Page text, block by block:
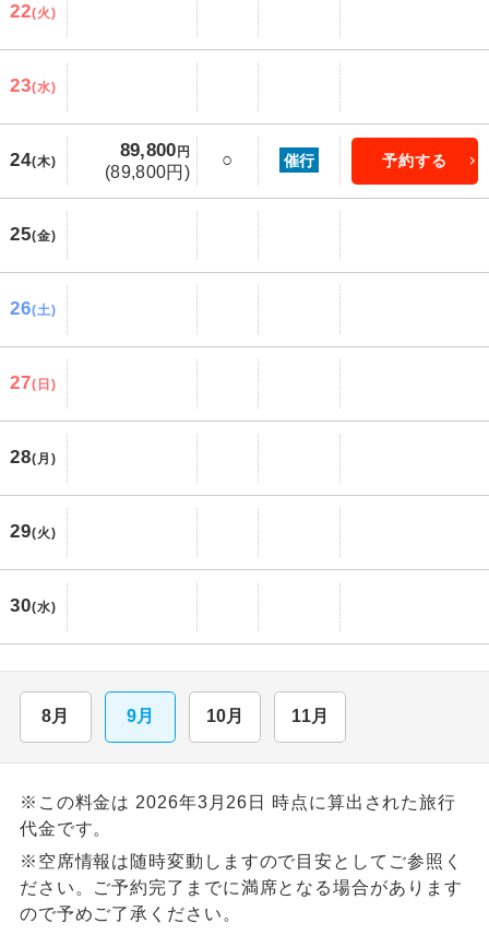
22(火)
23(水)
24(木)
89,800 円
(89,800円)
○ 催行 予約する
25(金)
26(土)
27(日)
28(月)
29(火)
30(水)
8月 9月 10月 11月
※この料金は 2026年3月26日 時点に算出された旅行
代金です。
※空席情報は随時変動しますので目安としてご参照く
ださい。ご予約完了までに満席となる場合があります
ので予めご了承ください。